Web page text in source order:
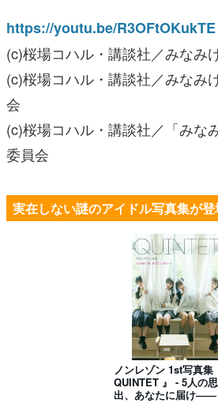
https://youtu.be/R3OFtOKukTE
(c)桜場コハル・講談社／みなみ
(c)桜場コハル・講談社／みなみ
会
(c)桜場コハル・講談社／「みな
委員会
実在しない謎のアイドル写真集が登
ノンレゾン 1st写真集
QUINTET 』 - 5人の
出、あなたに届け